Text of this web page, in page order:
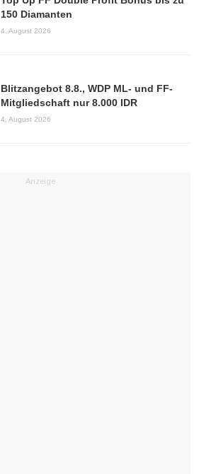
150 Diamanten
4. August 2026
Blitzangebot 8.8., WDP ML- und FF-
Mitgliedschaft nur 8.000 IDR
4. August 2026
Anzeige